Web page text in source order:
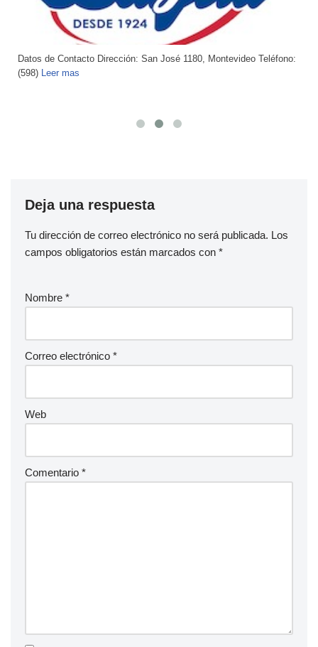
Datos de Contacto Dirección: San José 1180, Montevideo Teléfono:
(598) Leer mas
Deja una respuesta
Tu dirección de correo electrónico no será publicada. Los
campos obligatorios están marcados con *
Nombre *
Correo electrónico *
Web
Comentario *